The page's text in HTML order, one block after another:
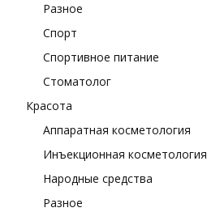
Разное
Спорт
Спортивное питание
Стоматолог
Красота
Аппаратная косметология
Инъекционная косметология
Народные средства
Разное